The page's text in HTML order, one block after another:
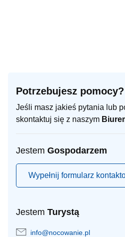
Potrzebujesz pomocy?
Jeśli masz jakieś pytania lub
skontaktuj się z naszym
Jestem Gospodarzem
Wypełnij formularz
Jestem Turystą
info@nocowanie.pl